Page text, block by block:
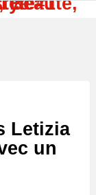
Letizia
un